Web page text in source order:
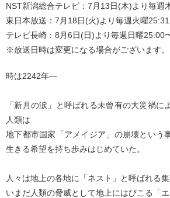
NST新潟総合テレビ：7月13日(木)より毎週
東日本放送：7月18日(火)より毎週火曜
テレビ長崎：8月6日(日)より毎週日曜25:00
※放送日時は変更になる場合がございます。
時は2242年―
「新月の涙」と呼ばれる未曾有の大災禍に
人類は
地下都市国家「アメイジア」の崩壊という
生きる希望を持ち歩みはじめていた。
人々は地上の各地に「ネスト」と呼ばれる集
いまだ人類の脅威として地上にはびこる「エ